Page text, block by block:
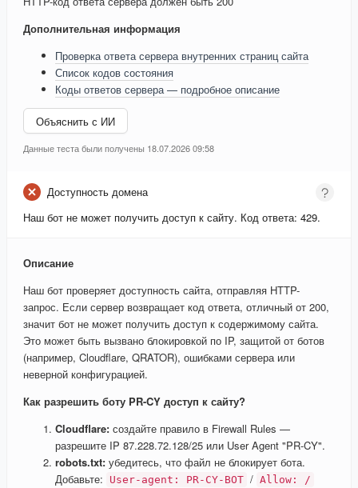
Дополнительная информация
Проверка ответа сервера внутренних страниц сайта
Список кодов состояния
Коды ответов сервера — подробное описание
Объяснить с ИИ
Данные теста были получены 18.07.2026 09:58
Доступность домена
Наш бот не может получить доступ к сайту. Код ответа: 429.
Описание
Наш бот проверяет доступность сайта, отправляя HTTP-
запрос. Если сервер возвращает код ответа, отличный от 200,
значит бот не может получить доступ к содержимому сайта.
Это может быть вызвано блокировкой по IP, защитой от ботов
(например, Cloudflare, QRATOR), ошибками сервера или
неверной конфигурацией.
Как разрешить боту PR-CY доступ к сайту?
Cloudflare: создайте правило в Firewall Rules —
разрешите IP 87.228.72.128/25 или User Agent "PR-CY".
robots.txt: убедитесь, что файл не блокирует бота.
Добавьте:
User-agent: PR-CY-BOT / Allow: /